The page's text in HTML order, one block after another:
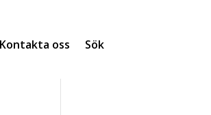
oss Sök